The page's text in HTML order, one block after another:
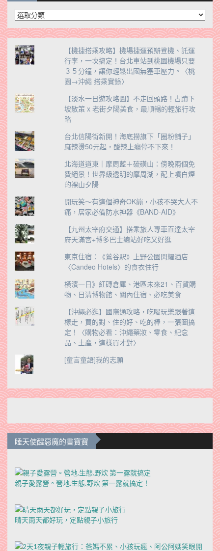
分
類
【機捷搭乘攻略】機場捷運預辦登機、託運
行李，一次搞定！台北車站到桃園機場只要
３５分鐘，讓你輕鬆出國無塞車壓力。〈桃
園→沖繩 搭乘實錄〉
【淡水一日遊攻略圖】不走回頭路！古蹟下
坡散策 x 老街夕陽美食，最順暢的輕旅行攻
略
台北信陽街新開！海底撈旗下「圈粉舖子」
麻辣燙50元起，酸辣上癮停不下來！
北海道道東｜摩周藍＋硫磺山：傍晚兩個免
費絕景！世界級透明的摩周湖，配上噴白煙
的裸山夕陽
開玩笑～有這個神奇OK繃，小孩不哭大人不
痛，居家必備防水神器《BAND-AID》
【九州太宰府交通】搭乘旅人專車直達太宰
府天滿宮+博多巴士總站好吃又好逛
東京住宿：《鶑谷駅》上野公園閃耀酒店
〈Candeo Hotels〉的食衣住行
橫濱一日》紅磚倉庫、港區未來21、百貨購
物、日清博物館、關內住宿、必吃美食
【沖繩必逛】國際通攻略，吃喝玩樂跟著這
樣走，買的對、住的好、吃的棒，一張圖搞
定！〈購物必看：沖繩藥妝、零食、紀念
品、土產，這樣買才對〉
[童言童語]我的志願
睡天使醒惡魔的書寶寶
親子愛露營。營地.生態.野炊 第一露就搞定！
晴天雨天都好玩，定點親子小旅行